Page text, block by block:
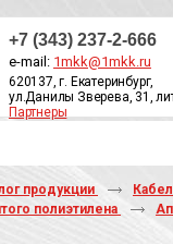
+7 (343) 237-2-666
e-mail: 1mkk@1mkk.ru
620137, г. Екатеринбург,
ул.Данилы Зверева, 31,
Партнеры
продукции
полиэтилена